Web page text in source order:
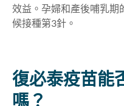
效益。孕婦和產後哺乳期
候接種第3針。
復必泰疫苗能
嗎？